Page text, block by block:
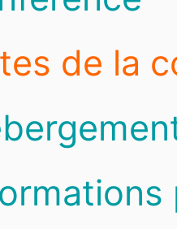
de la